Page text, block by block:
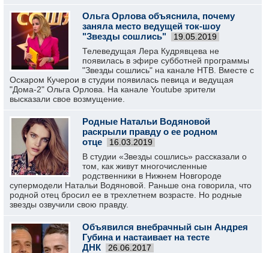
Ольга Орлова объяснила, почему
заняла место ведущей ток-шоу
"Звезды сошлись"
19.05.2019
Телеведущая Лера Кудрявцева не
появилась в эфире субботней программы
"Звезды сошлись" на канале НТВ. Вместе с
Оскаром Кучерои в студии появилась певица и ведущая
"Дома-2" Ольга Орлова. На канале Youtube зрители
высказали свое возмущение.
Родные Натальи Водяновой
раскрыли правду о ее родном
отце
16.03.2019
В студии «Звезды сошлись» рассказали о
том, как живут многочисленные
родственники в Нижнем Новгороде
супермодели Натальи Водяновой. Раньше она говорила, что
родной отец бросил ее в трехлетнем возрасте. Но родные
звезды озвучили свою правду.
Объявился внебрачный сын Андрея
Губина и настаивает на тесте
ДНК
26.06.2017